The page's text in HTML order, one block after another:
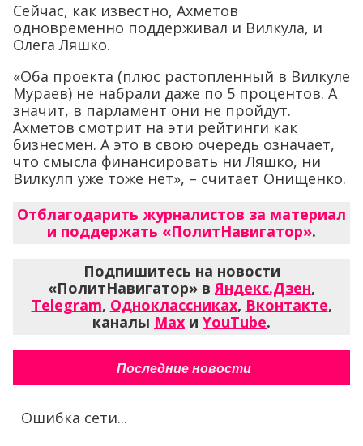
Сейчас, как известно, Ахметов
одновременно поддерживал и Вилкула, и
Олега Ляшко.
«Оба проекта (плюс растопленный в Вилкуле
Мураев) не набрали даже по 5 процентов. А
значит, в парламент они не пройдут.
Ахметов смотрит на эти рейтинги как
бизнесмен. А это в свою очередь означает,
что смысла финансировать ни Ляшко, ни
Вилкулп уже тоже нет», – считает Онищенко.
Отблагодарить журналистов за материал
и поддержать «ПолитНавигатор».
Подпишитесь на новости
«ПолитНавигатор» вЯндекс.Дзен,
Telegram, Одноклассниках, Вконтакте,
каналы Max и YouTube.
Последние новости
Ошибка сети...